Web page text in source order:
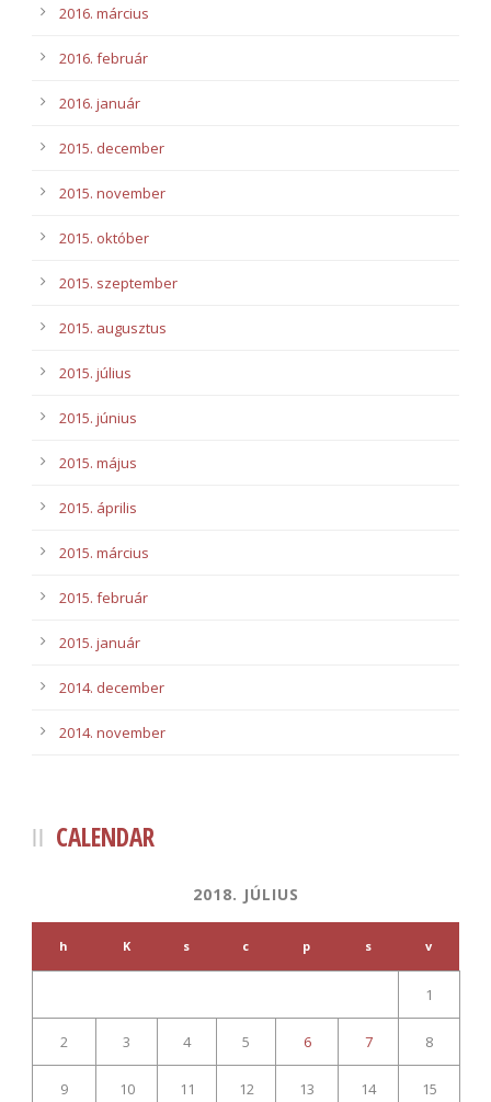
2016. március
2016. február
2016. január
2015. december
2015. november
2015. október
2015. szeptember
2015. augusztus
2015. július
2015. június
2015. május
2015. április
2015. március
2015. február
2015. január
2014. december
2014. november
CALENDAR
2018. JÚLIUS
h K s c p s v
1
2 3 4 5 6 7 8
9 10 11 12 13 14 15